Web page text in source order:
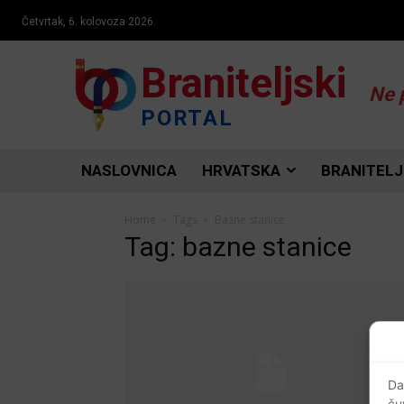
Četvrtak, 6. kolovoza 2026.
Braniteljski
PORTAL
Ne
NASLOVNICA HRVATSKA
Tag: bazne stanice